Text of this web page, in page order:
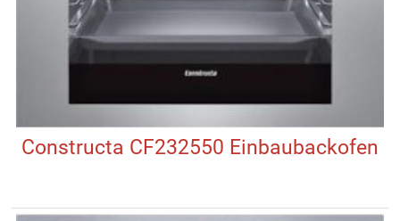
Constructa CF232550 Einbaubackofen